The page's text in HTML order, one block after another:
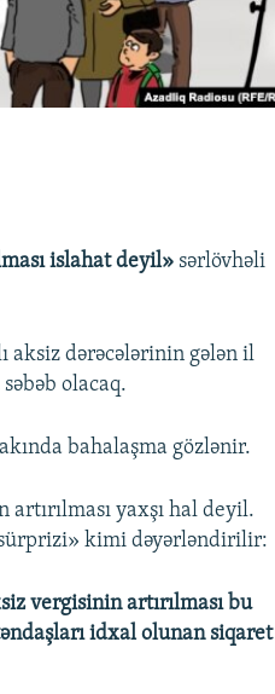
islahat deyil» sərlövhəli
aksiz dərəcələrinin gələn il
olacaq.
bahalaşma gözlənir.
yaxşı hal deyil.
kimi dəyərləndirilir:
vergisinin artırılması bu
idxal olunan siqaret